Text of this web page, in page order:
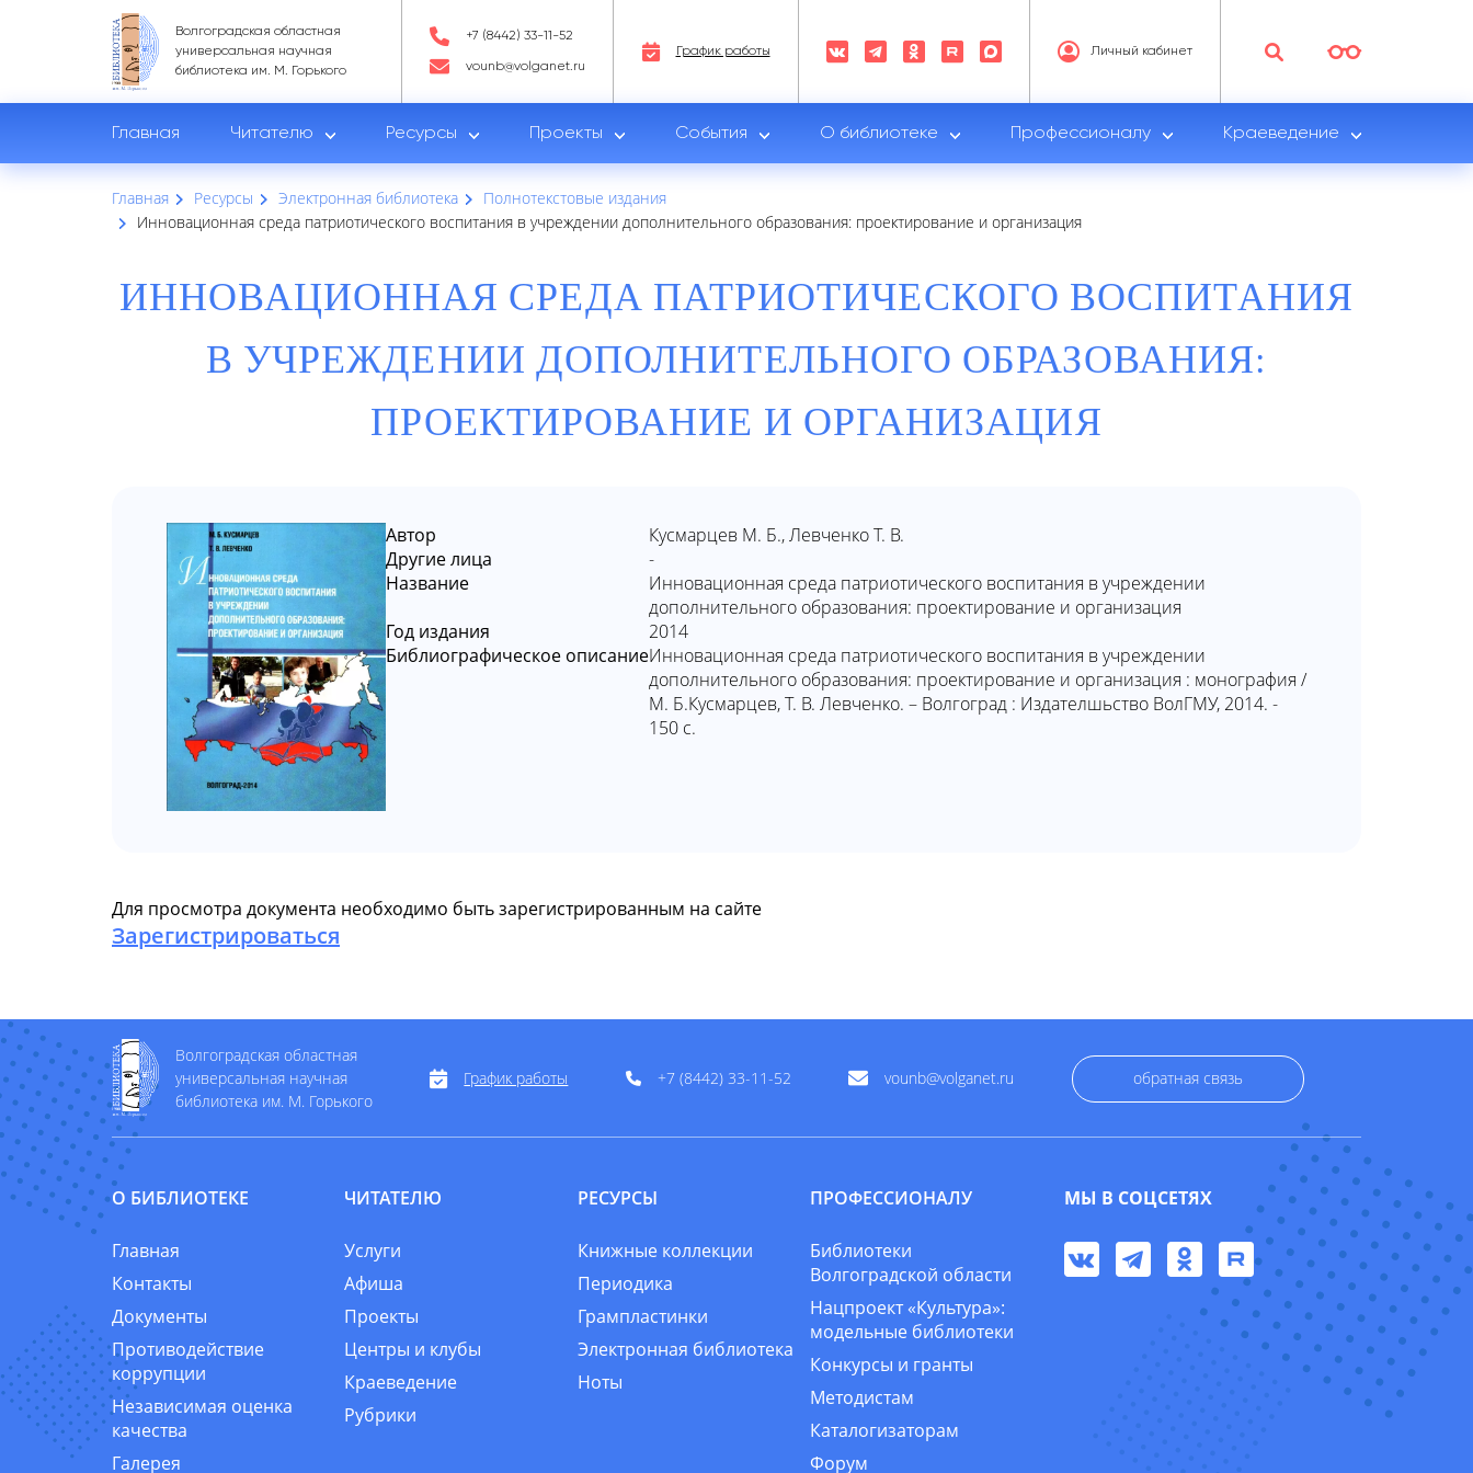
Волгоградская областная
универсальная научная
библиотека им. М. Горького
+7 (8442) 33-11-52
vounb@volganet.ru
График работы Личный кабинет
Главная Читателю Ресурсы Проекты События О библиотеке Профессионалу Краеведение
Главная Ресурсы Электронная библиотека
Полнотекстовые издания
Инновационная среда патриотического воспитания в учреждении дополнительного образования: проектирование и организация
ИННОВАЦИОННАЯ СРЕДА ПАТРИОТИЧЕСКОГО ВОСПИТАНИЯ
В УЧРЕЖДЕНИИ ДОПОЛНИТЕЛЬНОГО ОБРАЗОВАНИЯ:
ПРОЕКТИРОВАНИЕ И ОРГАНИЗАЦИЯ
Автор
Кусмарцев М. Б., Левченко Т. В.
Другие лица
-
Название
Инновационная среда патриотического воспитания в учреждении
дополнительного образования: проектирование и организация
Год издания
2014
Библиографическое описаниеИнновационная среда патриотического воспитания в учреждении
дополнительного образования: проектирование и организация : монография /
М. Б.Кусмарцев, Т. В. Левченко. – Волгоград : Издателшьство ВолГМУ, 2014. -
150 с.
Для просмотра документа необходимо быть зарегистрированным на сайте
Зарегистрироваться
Волгоградская областная
универсальная научная
библиотека им. М. Горького
График работы +7 (8442) 33-11-52 vounb@volganet.ru обратная связь
О БИБЛИОТЕКЕ
Главная
Контакты
Документы
Противодействие
коррупции
Независимая оценка
качества
Галерея
ЧИТАТЕЛЮ
Услуги
Афиша
Проекты
Центры и клубы
Краеведение
Рубрики
РЕСУРСЫ
Книжные коллекции
Периодика
Грампластинки
Электронная библиотека
Ноты
ПРОФЕССИОНАЛУ
Библиотеки
Волгоградской области
Нацпроект «Культура»:
модельные библиотеки
Конкурсы и гранты
Методистам
Каталогизаторам
Форум
МЫ В СОЦСЕТЯХ